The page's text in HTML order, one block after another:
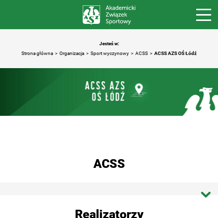
Jesteś w:
Strona główna
Organizacja Sport wyczynowy ACSS ACSS AZS OŚ Łódź
ACSS
Realizatorzy